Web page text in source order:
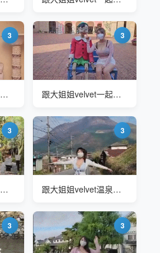
3
跟大姐姐velvet一起来欣赏意大利村庄风光吧
3
跟大姐姐velvet一起来欣赏意大利村庄风光吧
3
跟大姐姐velvet温泉公园一日游
3
跟大姐姐velvet温泉公园一日游
3 3